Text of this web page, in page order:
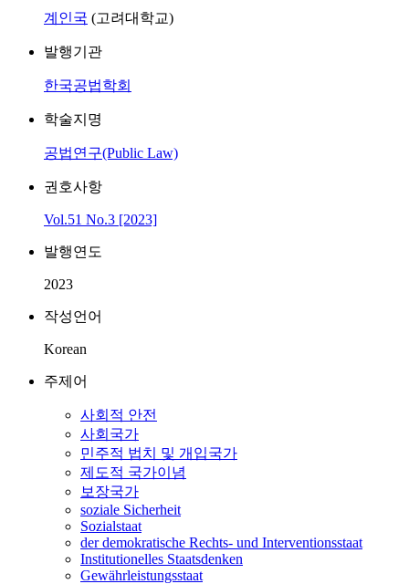
계인국 (고려대학교)
발행기관
한국공법학회
학술지명
공법연구(Public Law)
권호사항
Vol.51 No.3 [2023]
발행연도
2023
작성언어
Korean
주제어
사회적 안전
사회국가
민주적 법치 및 개입국가
제도적 국가이념
보장국가
soziale Sicherheit
Sozialstaat
der demokratische Rechts- und Interventionsstaat
Institutionelles Staatsdenken
Gewährleistungsstaat